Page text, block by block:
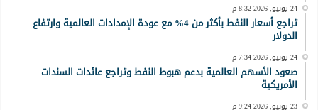
24 يونيو, 2026 8:32 م
تراجع أسعار النفط بأكثر من 4% مع عودة الإمدادات العالمية وارتفاع
الدولار
24 يونيو, 2026 7:34 م
صعود الأسهم العالمية بدعم هبوط النفط وتراجع عائدات السندات
الأمريكية
23 يونيو, 2026 9:24 م